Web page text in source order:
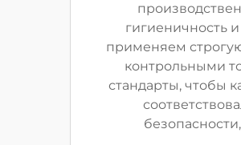
гигиеничность
применяем
контрольными
стандарты, чтобы